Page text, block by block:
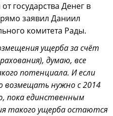
государства Денег в
заявил Даниил
комитета Рады.
ущерба за счёт
думаю, все
потенциала. И если
возмещать нужно с 2014
пока единственным
такого ущерба остаются